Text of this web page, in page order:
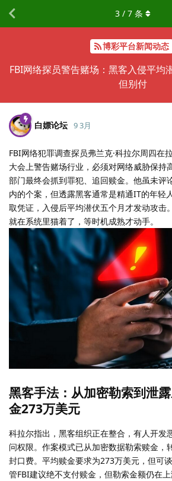
博彩平台新闻动态
FBI网络探员警告赌场：黑客入侵平均
但别付
3 / 7 条
白嫖论坛 9 3月
FBI网络犯罪调查探员弗兰克·科拉尔周四在
大会上警告赌场行业，必须对网络威胁保持
部门最终会抓到罪犯、追回赎金。他虽未评
内的个案，但透露黑客通常是精通IT的年轻
取凭证，入侵后平均潜伏五个月才发动攻击
就在系统里猫着了，等时机成熟才动手。
黑客手法：从加密勒索到泄
金273万美元
科拉尔指出，黑客组织正在整合，有人开发
问权限。作案模式已从加密数据勒索赎金，
封口费。平均赎金要求为273万美元，但可
管FBI建议绝不支付赎金，但勒索金额仍在